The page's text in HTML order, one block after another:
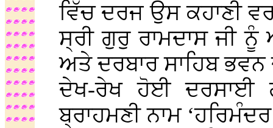
ਵਿੱਚ ਦਰਜ ਉਸ ਕਹਾਣੀ
ਸ੍ਰੀ ਗੁਰੁ ਰਾਮਦਾਸ ਜੀ
ਅਤੇ ਦਰਬਾਰ ਸਾਹਿਬ ਭਵਨ
ਦੇਖ-ਰੇਖ ਹੋਈ
ਬ੍ਰਾਹਮਣੀ ਨਾਮ